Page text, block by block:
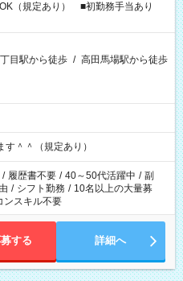
（規定あり） ■初勤務手当あり
目駅から徒歩 / 高田馬場駅から徒歩
＾＾（規定あり）
/ 履歴書不要 / 40～50代活躍中 / 副
/ シフト勤務 / 10名以上の大量募
ンスキル不要
する 詳細へ